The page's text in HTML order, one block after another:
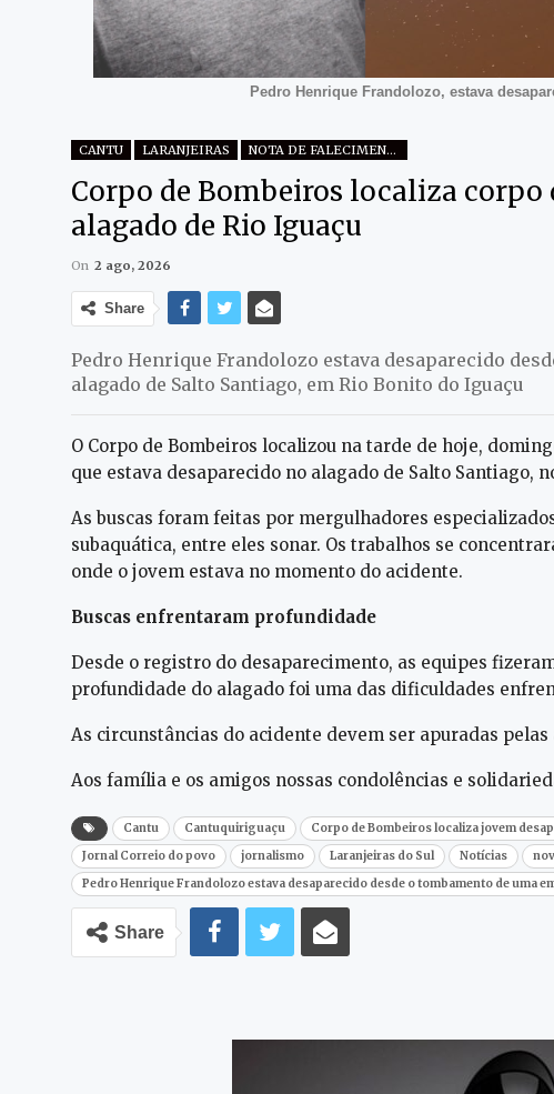
Pedro Henrique Frandolozo, estava
CANTU LARANJEIRAS NOTA DE FALECIMENTO
Corpo de Bombeiros localiza corpo
alagado de Rio Iguaçu
On 2 ago, 2026
Share
Pedro Henrique Frandolozo estava desaparecido
alagado de Salto Santiago, em Rio Bonito do Iguaçu
O Corpo de Bombeiros localizou na tarde de hoje,
que estava desaparecido no alagado de Salto Santiago,
As buscas foram feitas por mergulhadores
subaquática, entre eles sonar. Os trabalhos se
onde o jovem estava no momento do acidente.
Buscas enfrentaram profundidade
Desde o registro do desaparecimento, as equipes
profundidade do alagado foi uma das dificuldades
As circunstâncias do acidente devem ser apuradas
Aos família e os amigos nossas condolências e
Cantu Cantuquiriguaçu Corpo de Bombeiros localiza jovem
Jornal Correio do povo
jornalismo Laranjeiras do Sul Notícias
Pedro Henrique Frandolozo estava desaparecido desde o tombamento de uma
Share